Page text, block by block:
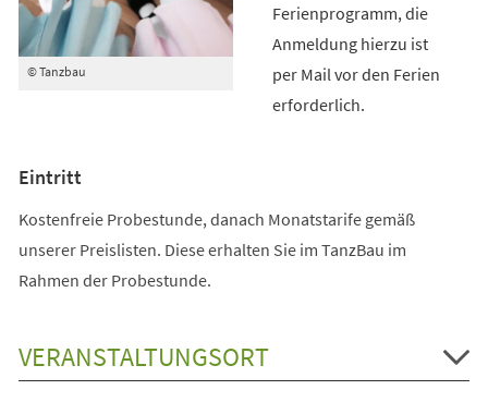
© Tanzbau
Ferienprogramm, die
Anmeldung hierzu ist
per Mail vor den Ferien
erforderlich.
Eintritt
Kostenfreie Probestunde, danach Monatstarife gemäß
unserer Preislisten. Diese erhalten Sie im TanzBau im
Rahmen der Probestunde.
VERANSTALTUNGSORT